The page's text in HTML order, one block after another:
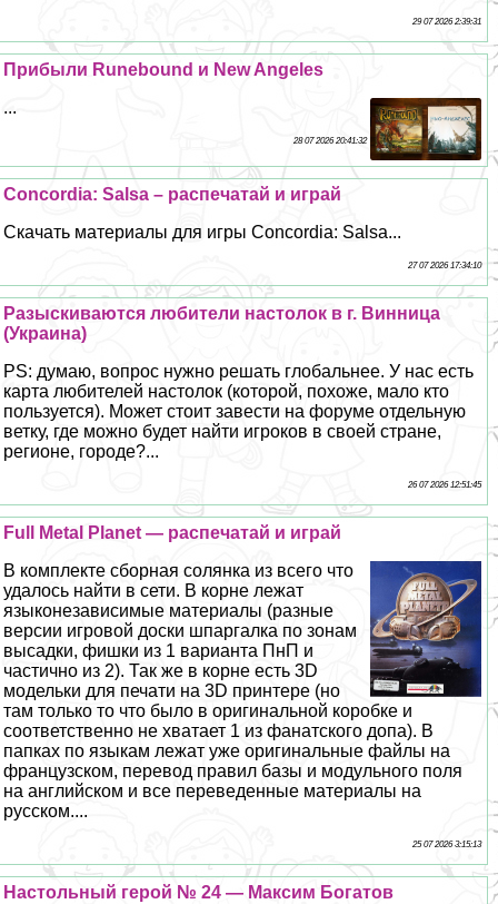
29 07 2026 2:39:31
Прибыли Runebound и New Angeles
...
28 07 2026 20:41:32
Concordia: Salsa – распечатай и играй
Скачать материалы для игры Concordia: Salsa...
27 07 2026 17:34:10
Разыскиваются любители настолок в г. Винница
(Украина)
PS: думаю, вопрос нужно решать глобальнее. У нас есть
карта любителей настолок (которой, похоже, мало кто
пользуется). Может стоит завести на форуме отдельную
ветку, где можно будет найти игроков в своей стране,
регионе, городе?...
26 07 2026 12:51:45
Full Metal Planet — распечатай и играй
В комплекте сборная солянка из всего что
удалось найти в сети. В корне лежат
языконезависимые материалы (разные
версии игровой доски шпаргалка по зонам
высадки, фишки из 1 варианта ПнП и
частично из 2). Так же в корне есть 3D
модельки для печати на 3D принтере (но
там только то что было в оригинальной коробке и
соответственно не хватает 1 из фанатского допа). В
папках по языкам лежат уже оригинальные файлы на
французском, перевод правил базы и модульного поля
на английском и все переведенные материалы на
русском....
25 07 2026 3:15:13
Настольный герой № 24 — Максим Богатов